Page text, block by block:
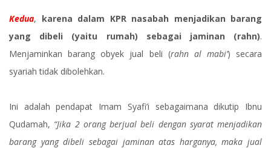
Kedua, karena dalam KPR nasabah menjadikan barang
yang dibeli (yaitu rumah) sebagai jaminan (rahn).
Menjaminkan barang obyek jual beli (rahn al mabi’) secara
syariah tidak dibolehkan.
Ini adalah pendapat Imam Syafi’i sebagaimana dikutip Ibnu
Qudamah, “Jika 2 orang berjual beli dengan syarat menjadikan
barang yang dibeli sebagai jaminan atas harganya, maka jual